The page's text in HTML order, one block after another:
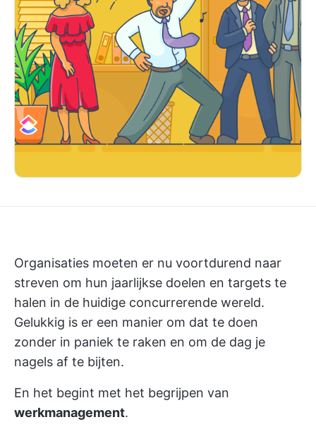
Organisaties moeten er nu voortdurend naar
streven om hun jaarlijkse doelen en targets te
halen in de huidige concurrerende wereld.
Gelukkig is er een manier om dat te doen
zonder in paniek te raken en om de dag je
nagels af te bijten.
En het begint met het begrijpen van
werkmanagement.